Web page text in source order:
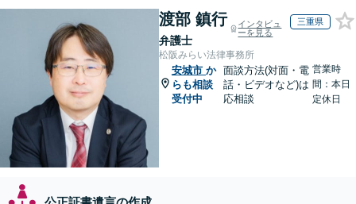
渡部 鎮行
弁護士
インタビュ
ーを見る
三重県
松阪みらい法律事務所
安城市 か
らも相談
受付中
面談方法(対面・電
話・ビデオなど)は
応相談
営業時
間：本日
定休日